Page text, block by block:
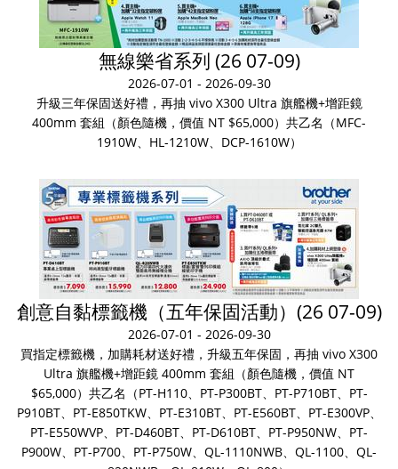
無線樂省系列 (26 07-09)
2026-07-01 - 2026-09-30
升級三年保固送好禮，再抽 vivo X300 Ultra 旗艦機+增距鏡
400mm 套組（顏色隨機，價值 NT $65,000）共乙名（MFC-
1910W、HL-1210W、DCP-1610W）
創意自黏標籤機（五年保固活動）(26 07-09)
2026-07-01 - 2026-09-30
買指定標籤機，加購耗材送好禮，升級五年保固，再抽 vivo X300
Ultra 旗艦機+增距鏡 400mm 套組（顏色隨機，價值 NT
$65,000）共乙名（PT-H110、PT-P300BT、PT-P710BT、PT-
P910BT、PT-E850TKW、PT-E310BT、PT-E560BT、PT-E300VP、
PT-E550WVP、PT-D460BT、PT-D610BT、PT-P950NW、PT-
P900W、PT-P700、PT-P750W、QL-1110NWB、QL-1100、QL-